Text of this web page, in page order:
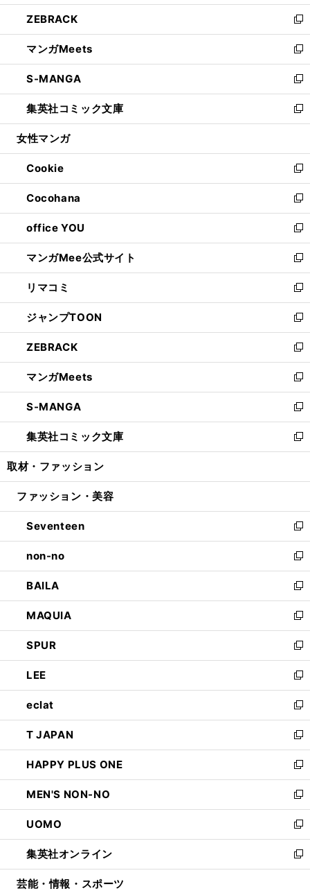
開
く
ウ
で
開
く
ン
ド
ウ
で
開
く
ウ
ィ
ン
ド
ウ
で
開
く
し
い
ウ
ィ
ン
ド
ウ
で
開
ZEBRACK
新
し
い
ウ
ィ
ン
ド
ウ
開
く
マンガMeets
新
し
い
ウ
ィ
ン
ウ
で
開
く
S-MANGA
新
し
い
ウ
ン
ド
ウ
で
開
く
集英社コミック文庫
新
し
ウ
ィ
ン
ド
ウ
で
開
く
女性マンガ
Cookie
新
し
い
ウ
ィ
ン
ド
ウ
で
開
く
Cocohana
新
し
い
ウ
ィ
ン
ド
ウ
で
開
く
office YOU
新
し
い
ウ
ィ
ン
ド
ウ
で
開
く
マンガMee公式サイト
新
し
い
ウ
ィ
ン
ド
ウ
で
開
く
リマコミ
新
し
い
ウ
ィ
ン
ド
ウ
で
開
く
ジャンプTOON
新
し
い
ウ
ィ
ン
ド
ウ
で
開
ZEBRACK
新
し
い
ウ
ィ
ン
ド
ウ
開
マンガMeets
新
し
い
ウ
ィ
ン
ウ
開
く
S-MANGA
新
し
い
ウ
ン
ウ
で
開
く
集英社コミック文庫
新
し
ウ
ン
ド
ウ
で
開
く
取材・ファッション
ファッション・美容
Seventeen
新
し
い
ウ
ィ
ン
ド
ウ
で
開
く
non-no
新
し
い
ウ
ィ
ン
ド
ウ
で
開
く
BAILA
新
し
い
ウ
ィ
ン
ド
ウ
で
開
く
MAQUIA
新
し
い
ウ
ィ
ン
ド
ウ
で
開
く
SPUR
新
し
い
ウ
ィ
ン
ド
ウ
で
開
く
LEE
新
し
い
ウ
ィ
ン
ド
ウ
で
開
く
eclat
新
し
い
ウ
ィ
ン
ド
ウ
で
開
く
T JAPAN
新
し
い
ウ
ィ
ン
ド
ウ
で
開
HAPPY PLUS ONE
新
し
い
ウ
ィ
ン
ド
ウ
MEN'S NON-NO
新
し
い
ウ
ィ
ン
UOMO
新
し
い
ウ
集英社オンライン
新
し
芸能・情報・スポーツ